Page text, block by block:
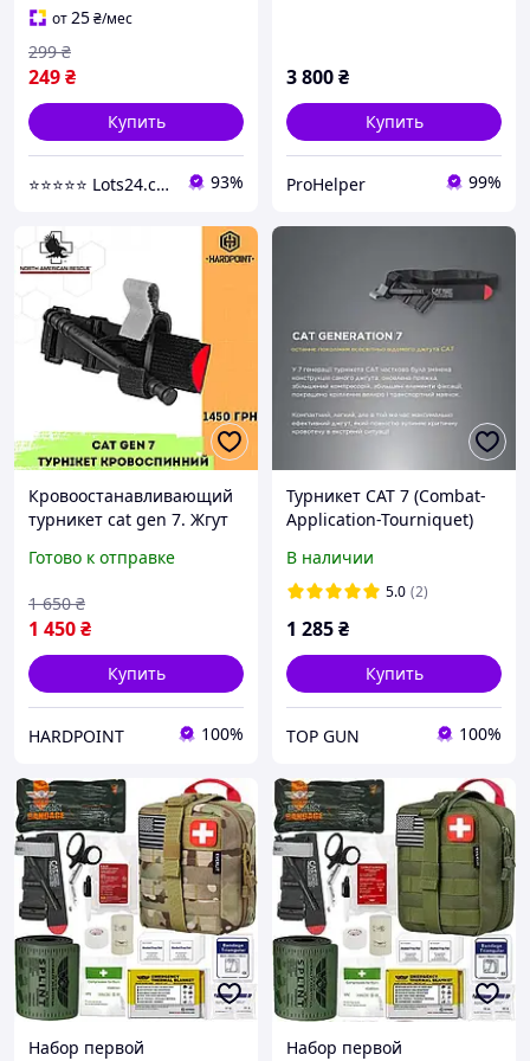
тренировочный для
обучения и
демонстраций CAT
от25₴/мес
249₴
299 ₴
Купить
⭐️⭐️⭐️⭐️⭐️ Lots24.com.ua 93%
3 800₴
Купить
ProHelper 99%
Кровоостанавливающий
турникет cat gen 7. Жгут
tourniquet
Готово к отправке
1 450₴
1 650 ₴
Купить
HARDPOINT 100%
Турникет CAT 7 (Combat-
Application-Tourniquet)
В наличии
5.0 (2)
1 285₴
Купить
TOP GUN 100%
Набор первой
Набор первой